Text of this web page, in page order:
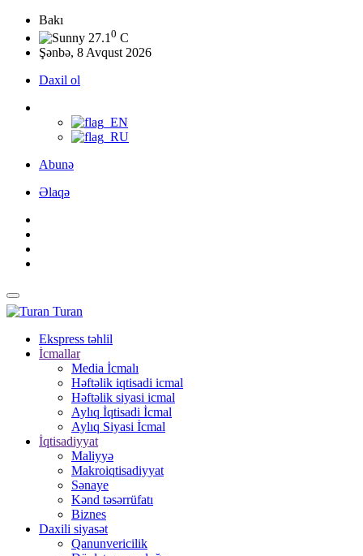
Bakı
27.1 0 C
Şənbə, 8 Avqust 2026
Daxil ol
Abunə
Əlaqə
Turan
Ekspress təhlil
İcmallar
Media İcmalı
Həftəlik iqtisadi icmal
Həftəlik siyasi icmal
Aylıq İqtisadi İcmal
Aylıq Siyasi İcmal
İqtisadiyyat
Maliyyə
Makroiqtisadiyyat
Sənaye
Kənd təsərrüfatı
Biznes
Daxili siyasət
Qanunvericilik